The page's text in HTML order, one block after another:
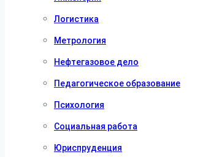
Логистика
Метрология
Нефтегазовое дело
Педагогическое образование
Психология
Социальная работа
Юриспруденция